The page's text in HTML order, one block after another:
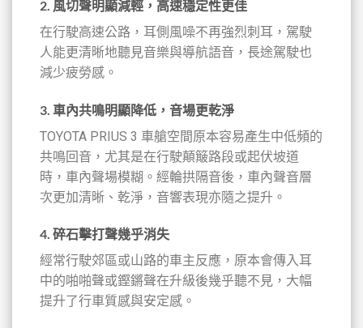
2. 風切聲明顯減輕，高速穩定性更佳
在行駛高速公路，耳側風噪不再強烈刺耳，駕駛
人能更清晰地聽見音樂與導航語音，長途駕駛也
減少疲勞感。
3. 車內共鳴明顯降低，音場更乾淨
TOYOTA PRIUS 3 車艙空間原本容易產生中低頻的
共鳴回音，尤其是在行駛顛簸路段或起伏坡道
時，車內聲場模糊。經輪拱隔音後，車內聲音層
次更加清晰、乾淨，音響表現亦隨之提升。
4. 碎石擊打聲幾乎消失
經常行駛郊區或山路的車主反應，原本會傳入耳
中的啪啪聲或鏗鏘聲在升級後幾乎聽不見，大幅
提升了行車質感與安定感。